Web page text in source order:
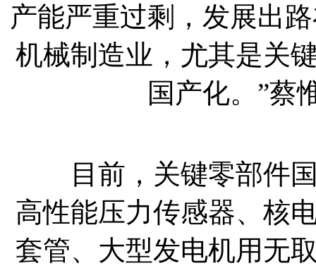
产能严重过剩，发展出
机械制造业，尤其是关
国产化。”蔡
目前，关键零部件国
高性能压力传感器、核
套管、大型发电机用无